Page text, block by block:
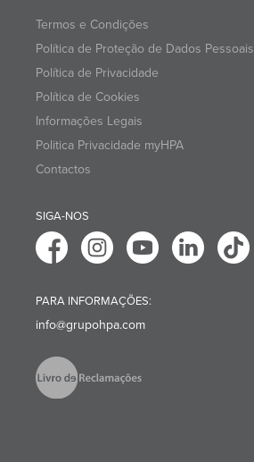
Termos e Condições
Política de Proteção de Dados Pessoais
Política de Privacidade
Política de Cookies
Informações Legais
Politica Privacidade myHPA
Contactos
SIGA-NOS
PARA INFORMAÇÕES:
info@grupohpa.com